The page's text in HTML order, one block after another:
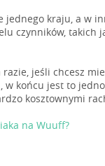
kraju, a w
czynników, takich
razie, jeśli chcesz
końcu jest to
kosztownymi
na Wuuff?